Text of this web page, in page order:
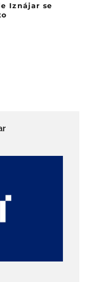
Iznájar se